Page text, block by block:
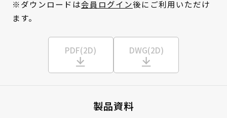
※ダウンロードは会員ログイン後にご利用いただけ
ます。
PDF(2D) DWG(2D)
製品資料